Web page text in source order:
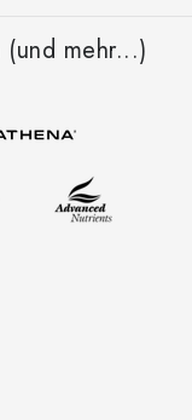
(und mehr...)